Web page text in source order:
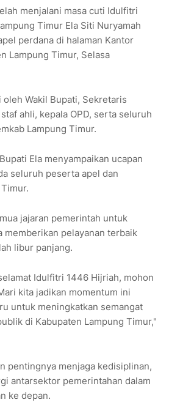
menjalani masa cuti Idulfitri
Timur Ela Siti Nuryamah
perdana di halaman Kantor
Lampung Timur, Selasa
Wakil Bupati, Sekretaris
ahli, kepala OPD, serta seluruh
Lampung Timur.
Ela menyampaikan ucapan
seluruh peserta apel dan
jajaran pemerintah untuk
memberikan pelayanan terbaik
libur panjang.
Idulfitri 1446 Hijriah, mohon
kita jadikan momentum ini
untuk meningkatkan semangat
di Kabupaten Lampung Timur,"
pentingnya menjaga kedisiplinan,
antarsektor pemerintahan dalam
ke depan.